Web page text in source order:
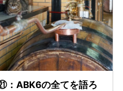
：ABK6の全てを語ろ